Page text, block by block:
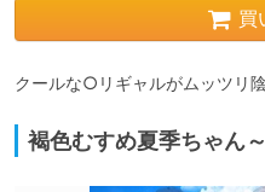
買
クールな○リギャルがムッツリ
褐色むすめ夏季ちゃん